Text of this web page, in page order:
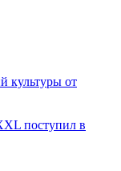
культуры от
поступил в